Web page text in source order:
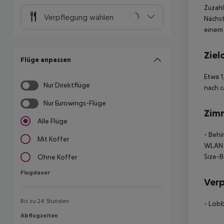
Verpflegung wählen
Flüge anpassen
Nur Direktflüge
Nur Eurowings-Flüge
Alle Flüge
Mit Koffer
Ohne Koffer
Flugdauer
Flugdauer
Bis zu 24 Stunden
Abflugzeiten
Abflugzeiten
Etwa
nach
-
Size-
-